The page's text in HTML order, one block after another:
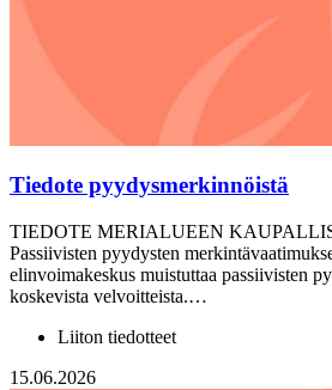
Tiedote pyydysmerkinnöistä
TIEDOTE MERIALUEEN
Passiivisten pyydysten
elinvoimakeskus muistuttaa passiivisten
koskevista velvoitteista.…
Liiton tiedotteet
15.06.2026